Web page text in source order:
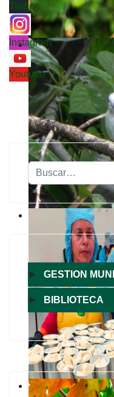
Twitter
Instagram
Youtube
Buscar
► GESTION
► BIBLIOTECA